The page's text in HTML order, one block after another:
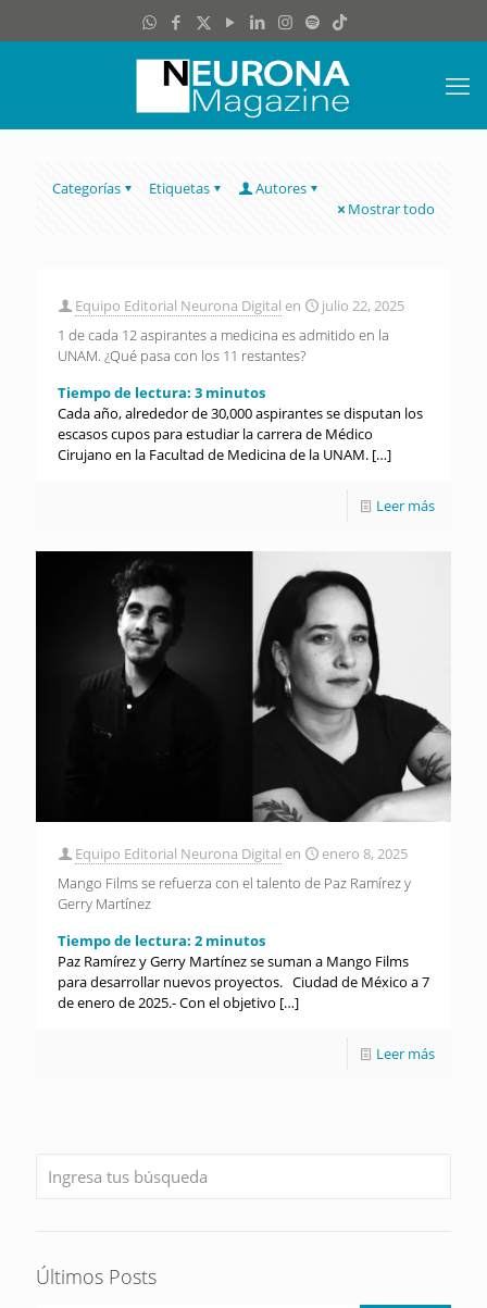
Categorías Etiquetas
Autores
Mostrar todo
Equipo Editorial Neurona Digital en
julio 22, 2025
1 de cada 12 aspirantes a medicina es admitido en la
UNAM. ¿Qué pasa con los 11 restantes?
Tiempo de lectura: 3 minutos
Cada año, alrededor de 30,000 aspirantes se disputan los
escasos cupos para estudiar la carrera de Médico
Cirujano en la Facultad de Medicina de la UNAM. […]
Leer más
Equipo Editorial Neurona Digital en
enero 8, 2025
Mango Films se refuerza con el talento de Paz Ramírez y
Gerry Martínez
Tiempo de lectura: 2 minutos
Paz Ramírez y Gerry Martínez se suman a Mango Films
para desarrollar nuevos proyectos. Ciudad de México a 7
de enero de 2025.- Con el objetivo […]
Leer más
Últimos Posts